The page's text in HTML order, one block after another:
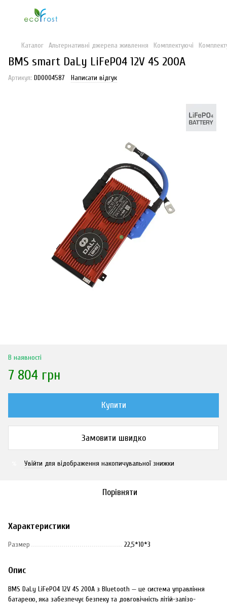
Каталог Альтернативні джерела живлення Комплектуючі
BMS smart DaLy LiFePO4 12V 4S 200A
Артикул: DD0004587 Написати відгук
В наявності
7 804 грн
Купити
Замовити швидко
Увійти для відображення накопичувальної знижки
Порівняти
Характеристики
Размер 22,5*10*3
Опис
BMS DaLy LiFePO4 12V 4S 200A з Bluetooth — це система управління
батареєю, яка забезпечує безпеку та довговічність літій-залізо-